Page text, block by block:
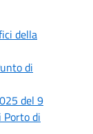
della
di
del 9
Porto di